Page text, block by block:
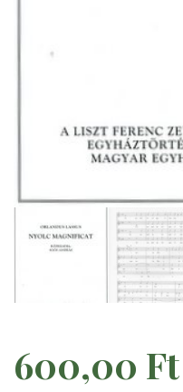
600,00 Ft